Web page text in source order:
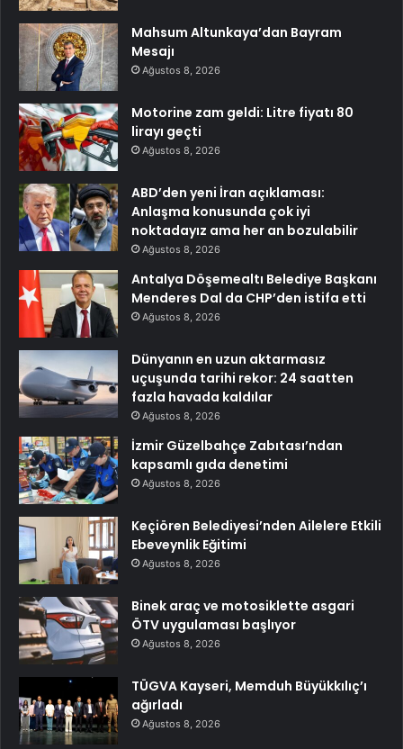
Mahsum Altunkaya’dan Bayram
Mesajı
Ağustos 8, 2026
Motorine zam geldi: Litre fiyatı 80
lirayı geçti
Ağustos 8, 2026
ABD’den yeni İran açıklaması:
Anlaşma konusunda çok iyi
noktadayız ama her an bozulabilir
Ağustos 8, 2026
Antalya Döşemealtı Belediye Başkanı
Menderes Dal da CHP’den istifa etti
Ağustos 8, 2026
Dünyanın en uzun aktarmasız
uçuşunda tarihi rekor: 24 saatten
fazla havada kaldılar
Ağustos 8, 2026
İzmir Güzelbahçe Zabıtası’ndan
kapsamlı gıda denetimi
Ağustos 8, 2026
Keçiören Belediyesi’nden Ailelere Etkili
Ebeveynlik Eğitimi
Ağustos 8, 2026
Binek araç ve motosiklette asgari
ÖTV uygulaması başlıyor
Ağustos 8, 2026
TÜGVA Kayseri, Memduh Büyükkılıç’ı
ağırladı
Ağustos 8, 2026